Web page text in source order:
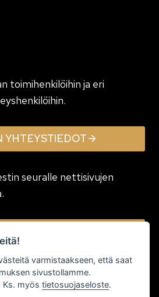
toimi­henkilöihin ja eri
YHTEYSTIEDOT
seuralle nettisivujen
varmistaakseen, että saat
sivustollamme.
Ks. myöstietosuojaseloste.